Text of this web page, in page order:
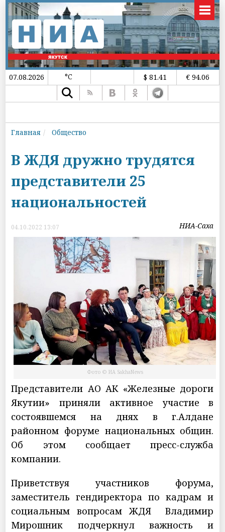
07.08.2026 °C $ 81.41 € 94.06
Главная Общество
В ЖДЯ дружно трудятся
представители 25
национальностей
04.10.2022 13:07 НИА-Саха
Фото © ИА SakhaNews
Представители АО АК «Железные дороги
Якутии» приняли активное участие в
состоявшемся на днях в г.Алдане
районном форуме национальных общин.
Об этом сообщает пресс-служба
компании.
Приветствуя участников форума,
заместитель гендиректора по кадрам и
социальным вопросам ЖДЯ Владимир
Мирошник подчеркнул важность и